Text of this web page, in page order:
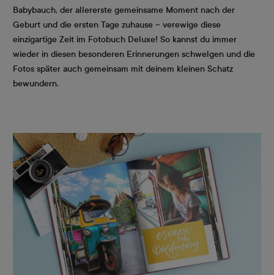
Babybauch, der allererste gemeinsame Moment nach der
Geburt und die ersten Tage zuhause – verewige diese
einzigartige Zeit im Fotobuch Deluxe! So kannst du immer
wieder in diesen besonderen Erinnerungen schwelgen und die
Fotos später auch gemeinsam mit deinem kleinen Schatz
bewundern.